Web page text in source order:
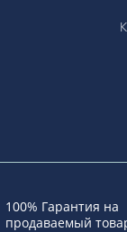
100% Гарантия на
продаваемый